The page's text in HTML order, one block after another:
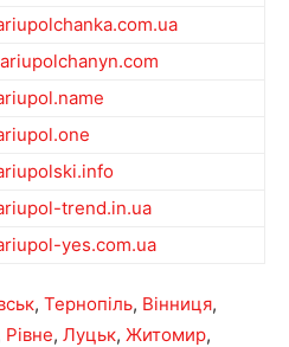
trend.in.ua
yes.com.ua
, Тернопіль, Вінниця,
Рівне, Луцьк, Житомир,